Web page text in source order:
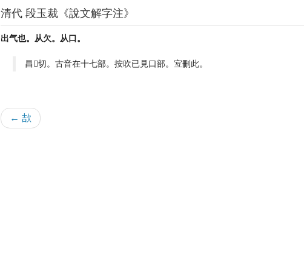
清代 段玉裁《說文解字注》
出气也。从欠。从口。
昌𡍮切。古音在十七部。按吹已見口部。宐刪此。
← 欯